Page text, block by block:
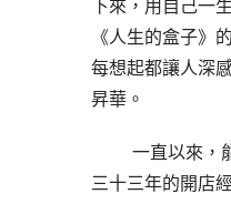
下來，用自己一
《人生的盒子》
每想起都讓人深
昇華。
三十三年的開店